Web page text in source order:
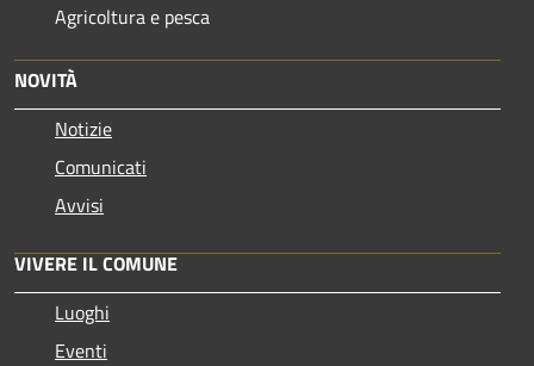
Agricoltura e pesca
NOVITÀ
Notizie
Comunicati
Avvisi
VIVERE IL COMUNE
Luoghi
Eventi